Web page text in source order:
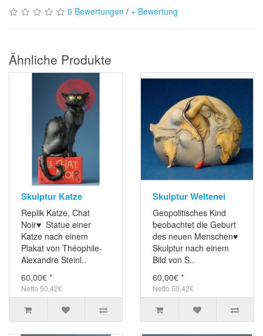
0 Bewertungen / + Bewertung
Ähnliche Produkte
Skulptur Katze
Replik Katze, Chat
Noir♥ Statue einer
Katze nach einem
Plakat von Théophile-
Alexandre Steinl..
60,00€ *
Netto 50,42€
Skulptur Weltenei
Geopolitisches Kind
beobachtet die Geburt
des neuen Menschen♥
Skulptur nach einem
Bild von S..
60,00€ *
Netto 50,42€